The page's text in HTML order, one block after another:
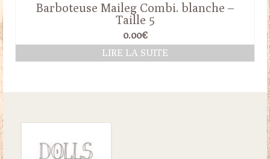
Barboteuse Maileg Combi. blanche –
Taille 5
0.00€
LIRE LA SUITE